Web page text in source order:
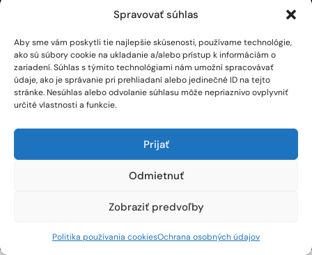
Spravovať súhlas
Aby sme vám poskytli tie najlepšie skúsenosti, používame technológie,
ako sú súbory cookie na ukladanie a/alebo prístup k informáciám o
zariadení. Súhlas s týmito technológiami nám umožní spracovávať
údaje, ako je správanie pri prehliadaní alebo jedinečné ID na tejto
stránke. Nesúhlas alebo odvolanie súhlasu môže nepriaznivo ovplyvniť
určité vlastnosti a funkcie.
Prijať
Odmietnuť
Zobraziť predvoľby
Politika používania cookiesOchrana osobných údajov
Slovenská republika
Politika používania cookies
Mapa
Lignotesting, a. s. © 2024 | Všetky práva vyhradené. | Vytvoril: Marek Heinfarth.